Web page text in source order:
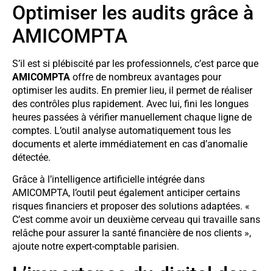
Optimiser les audits grâce à
AMICOMPTA
S’il est si plébiscité par les professionnels, c’est parce que
AMICOMPTA offre de nombreux avantages pour
optimiser les audits. En premier lieu, il permet de réaliser
des contrôles plus rapidement. Avec lui, fini les longues
heures passées à vérifier manuellement chaque ligne de
comptes. L’outil analyse automatiquement tous les
documents et alerte immédiatement en cas d’anomalie
détectée.
Grâce à l’intelligence artificielle intégrée dans
AMICOMPTA, l’outil peut également anticiper certains
risques financiers et proposer des solutions adaptées. «
C’est comme avoir un deuxième cerveau qui travaille sans
relâche pour assurer la santé financière de nos clients »,
ajoute notre expert-comptable parisien.